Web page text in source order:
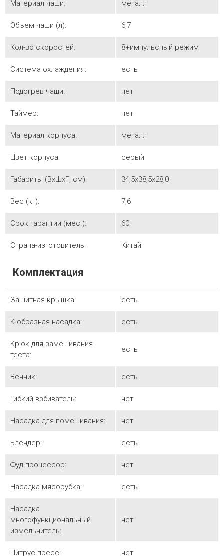
Материал чаши: металл
Объем чаши (л): 6,7
Кол-во скоростей: 8+импульсный режим
Система охлаждения: есть
Подогрев чаши: нет
Таймер: нет
Материал корпуса: металл
Цвет корпуса: серый
Габариты (ВхШхГ, см): 34,5x38,5x28,0
Вес (кг): 7,6
Срок гарантии (мес.): 60
Страна-изготовитель: Китай
Комплектация
Защитная крышка: есть
К-образная насадка: есть
Крюк для замешивания
теста:
есть
Венчик: есть
Гибкий взбиватель: нет
Насадка для помешивания: нет
Блендер: есть
Фуд-процессор: нет
Насадка-мясорубка: есть
Насадка
многофункциональный
измельчитель:
нет
Цитрус-пресс: нет